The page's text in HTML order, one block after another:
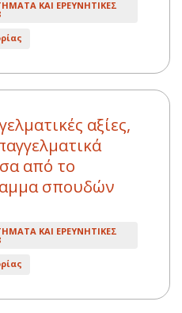
ΚΑΙ ΕΡΕΥΝΗΤΙΚΕΣ
αξίες,
από το
σπουδών
ΚΑΙ ΕΡΕΥΝΗΤΙΚΕΣ